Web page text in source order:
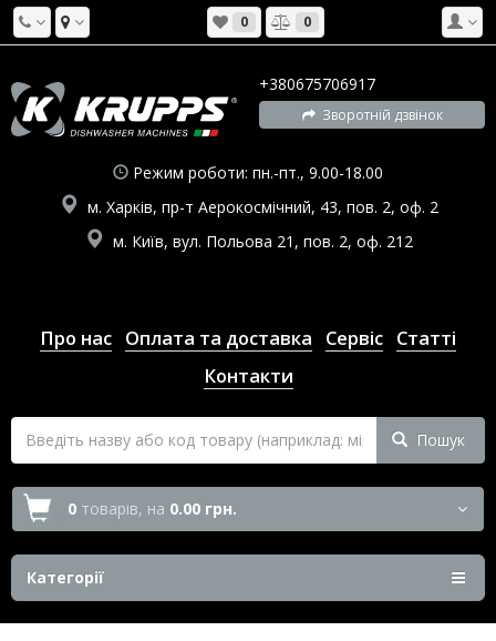
0 0
+380675706917
Зворотній дзвінок
Режим роботи: пн.-пт., 9.00-18.00
м. Харків, пр-т Аерокосмічний, 43, пов. 2, оф. 2
м. Київ, вул. Польова 21, пов. 2, оф. 212
Про нас Оплата та доставка Сервіс Статті
Контакти
Пошук
0 товарів, на 0.00 грн.
Категорії